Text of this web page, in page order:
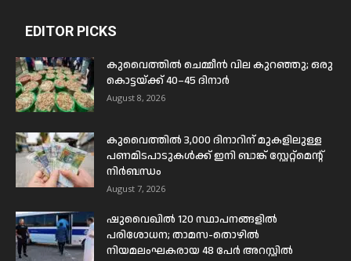
EDITOR PICKS
കുവൈത്തിൽ ചെമ്മീൻ വില കുറഞ്ഞു; ഒരു
കൊട്ടയ്ക്ക് 40–45 ദിനാർ
August 8, 2026
കുവൈത്തിൽ 3,000 ദിനാറിന് മുകളിലുള്ള
പണമിടപാടുകൾക്ക് ഇനി ബാങ്ക് സ്റ്റേറ്റ്മെന്റ്
നിർബന്ധം
August 7, 2026
ഷുവൈഖിൽ 120 സ്ഥാപനങ്ങളിൽ
പരിശോധന; താമസ-തൊഴിൽ
നിയമലംഘകരായ 48 പേർ അറസ്റ്റിൽ